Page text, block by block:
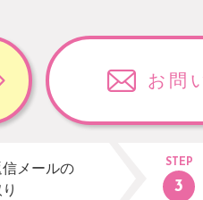
お問
メールの
STEP